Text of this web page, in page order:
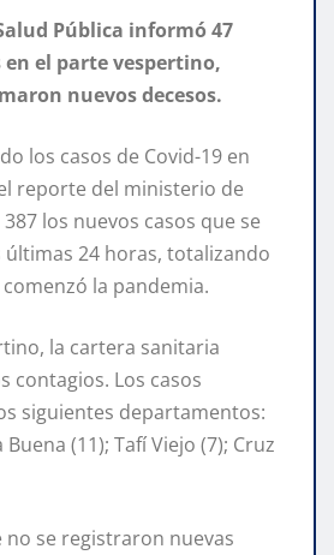
Pública informó 47
el parte vespertino,
nuevos decesos.
los casos de Covid-19 en
reporte del ministerio de
los nuevos casos que se
24 horas, totalizando
la pandemia.
la cartera sanitaria
contagios. Los casos
siguientes departamentos:
(11); Tafí Viejo (7); Cruz
se registraron nuevas